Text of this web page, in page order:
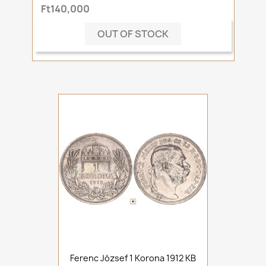
Ft140,000
OUT OF STOCK
Ferenc József 1 Korona 1912 KB